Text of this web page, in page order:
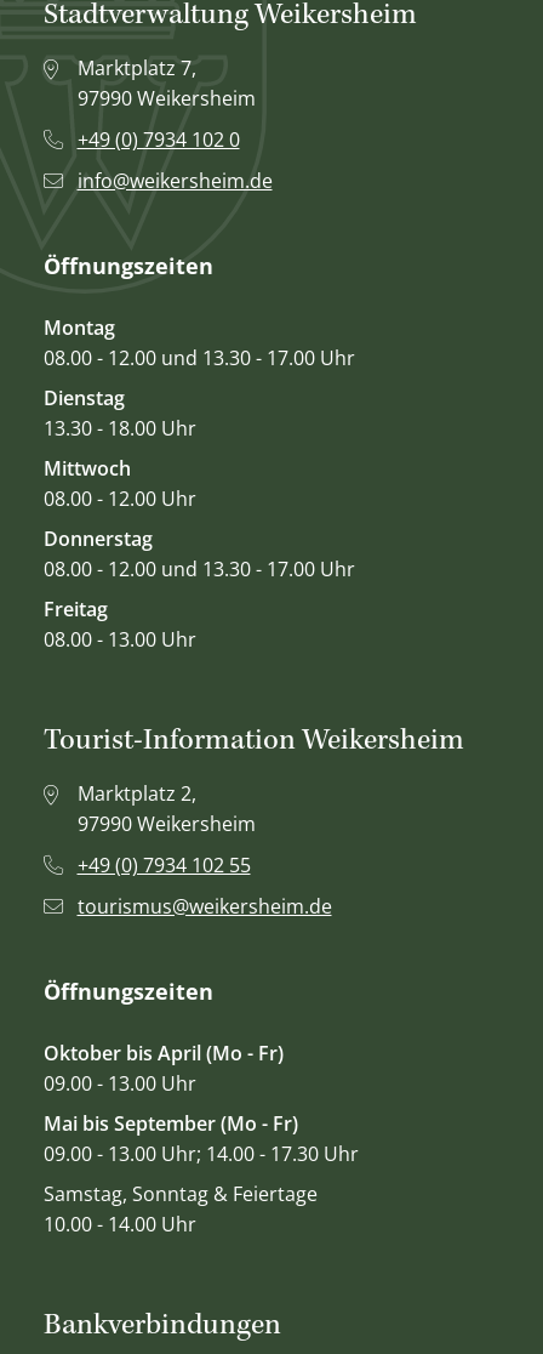
Stadtverwaltung Weikersheim
Marktplatz 7,
97990 Weikersheim
+49 (0) 7934 102 0
info@weikersheim.de
Öffnungszeiten
Montag
08.00 - 12.00 und 13.30 - 17.00 Uhr
Dienstag
13.30 - 18.00 Uhr
Mittwoch
08.00 - 12.00 Uhr
Donnerstag
08.00 - 12.00 und 13.30 - 17.00 Uhr
Freitag
08.00 - 13.00 Uhr
Bankverbindungen
Tourist-Information Weikersheim
Marktplatz 2,
97990 Weikersheim
+49 (0) 7934 102 55
tourismus@weikersheim.de
Öffnungszeiten
Oktober bis April (Mo - Fr)
09.00 - 13.00 Uhr
Mai bis September (Mo - Fr)
09.00 - 13.00 Uhr; 14.00 - 17.30 Uhr
Samstag, Sonntag & Feiertage
10.00 - 14.00 Uhr